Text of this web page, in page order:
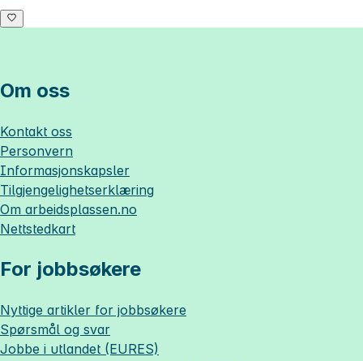
Om oss
Kontakt oss
Personvern
Informasjonskapsler
Tilgjengelighetserklæring
Om arbeidsplassen.no
Nettstedkart
For jobbsøkere
Nyttige artikler for jobbsøkere
Spørsmål og svar
Jobbe i utlandet (EURES)